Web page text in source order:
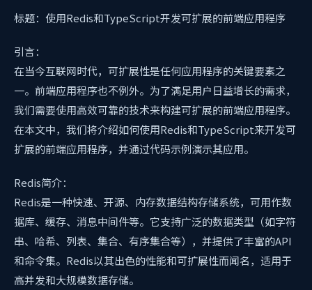
标题：使用Redis和TypeScript开发可扩展的前端应用程序
引言：
在当今互联网时代，可扩展性是任何应用程序的关键要素之
一。前端应用程序也不例外。为了满足用户日益增长的需求，
我们需要使用高效可靠的技术来构建可扩展的前端应用程序。
在本文中，我们将介绍如何使用Redis和TypeScript来开发可
扩展的前端应用程序，并通过代码示例演示其应用。
Redis简介：
Redis是一种快速、开源、内存数据结构存储系统，可用作数
据库、缓存、消息中间件等。它支持广泛的数据类型（如字符
串、哈希、列表、集合、有序集合等），并提供了丰富的API
和命令集。Redis以其出色的性能和可扩展性而闻名，适用于
高并发和大规模数据存储。